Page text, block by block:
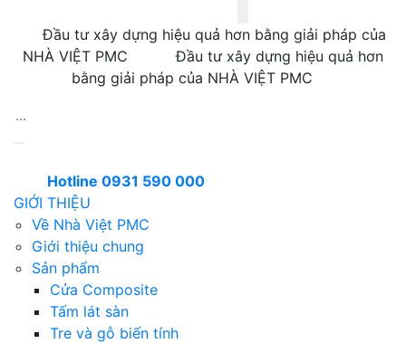
Đầu tư xây dựng hiệu quả hơn bằng giải pháp của
NHÀ VIỆT PMC
Đầu tư xây dựng hiệu quả hơn
bằng giải pháp của NHÀ VIỆT PMC
Hotline 0931 590 000
GIỚI THIỆU
Về Nhà Việt PMC
Giới thiệu chung
Sản phẩm
Cửa Composite
Tấm lát sàn
Tre và gỗ biến tính